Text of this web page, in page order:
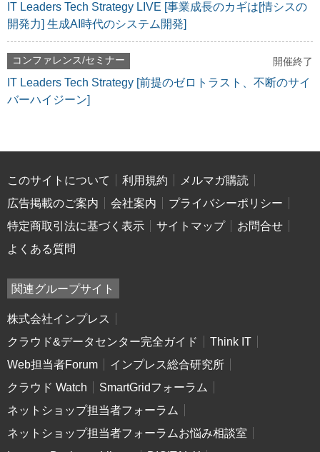
IT Leaders Tech Strategy LIVE [事業成長のカギは[情シスの
開発力] 生成AI時代のシステム開発]
コンファレンス/セミナー 開催終了
IT Leaders Tech Strategy [前提のゼロトラスト、不断のサイ
バーハイジーン]
このサイトについて 利用規約
メルマガ購読
広告掲載のご案内
会社案内
プライバシーポリシー
特定商取引法に基づく表示
サイトマップ
お問合せ
よくある質問
関連グループサイト
株式会社インプレス
クラウド&データセンター完全ガイド
Think IT
Web担当者Forum
インプレス総合研究所
クラウド Watch
SmartGridフォーラム
ネットショップ担当者フォーラム
ネットショップ担当者フォーラムお悩み相談室